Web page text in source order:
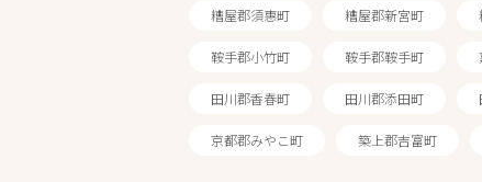
糟屋郡須惠町 糟屋郡新宮町
鞍手郡小竹町 鞍手郡鞍手町
田川郡香春町 田川郡添田町
京都郡みやこ町 築上郡吉富町